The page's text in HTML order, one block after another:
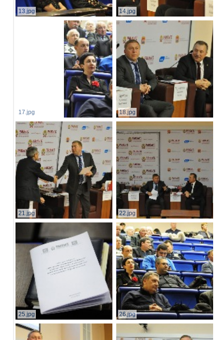
13.jpg 14.jpg
17.jpg 18.jpg
21.jpg 22.jpg
25.jpg 26.jpg